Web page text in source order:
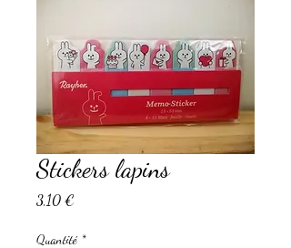
Stickers lapins
3,10 €
Quantité *